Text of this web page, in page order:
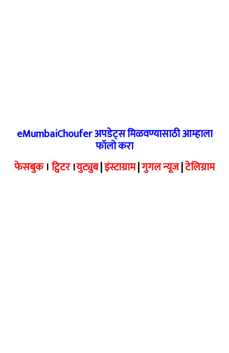
eMumbaiChoufer अपडेट्स मिळवण्यासाठी आम्हाला
फॉलो करा
फेसबुक।ट्विटर।युट्युब|इंस्टाग्राम|गुगल न्यूज|टेलिग्राम